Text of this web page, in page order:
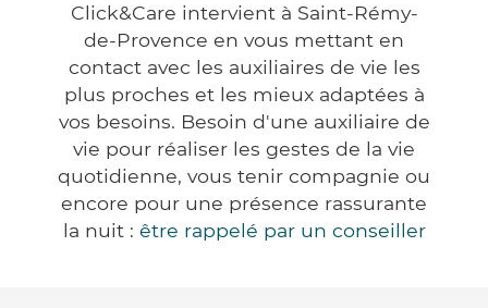
Click&Care intervient à Saint-Rémy-
de-Provence en vous mettant en
contact avec les auxiliaires de vie les
plus proches et les mieux adaptées à
vos besoins. Besoin d'une auxiliaire de
vie pour réaliser les gestes de la vie
quotidienne, vous tenir compagnie ou
encore pour une présence rassurante
la nuit : être rappelé par un conseiller